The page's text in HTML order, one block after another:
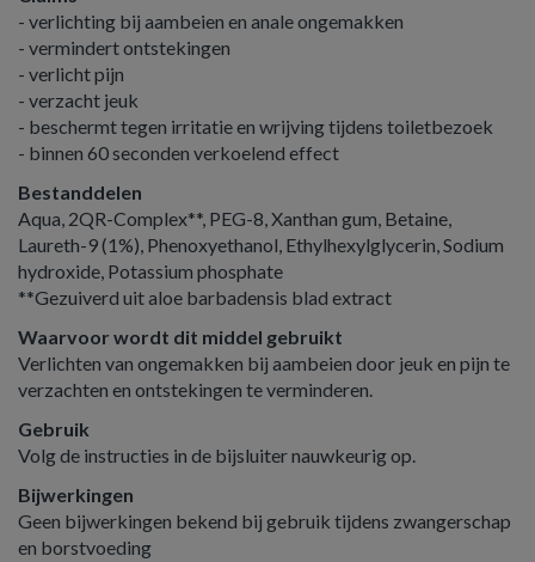
- verlichting bij aambeien en anale ongemakken
- vermindert ontstekingen
- verlicht pijn
- verzacht jeuk
- beschermt tegen irritatie en wrijving tijdens toiletbezoek
- binnen 60 seconden verkoelend effect
Bestanddelen
Aqua, 2QR-Complex**, PEG-8, Xanthan gum, Betaine,
Laureth-9 (1%), Phenoxyethanol, Ethylhexylglycerin, Sodium
hydroxide, Potassium phosphate
**Gezuiverd uit aloe barbadensis blad extract
Waarvoor wordt dit middel gebruikt
Verlichten van ongemakken bij aambeien door jeuk en pijn te
verzachten en ontstekingen te verminderen.
Gebruik
Volg de instructies in de bijsluiter nauwkeurig op.
Bijwerkingen
Geen bijwerkingen bekend bij gebruik tijdens zwangerschap
en borstvoeding